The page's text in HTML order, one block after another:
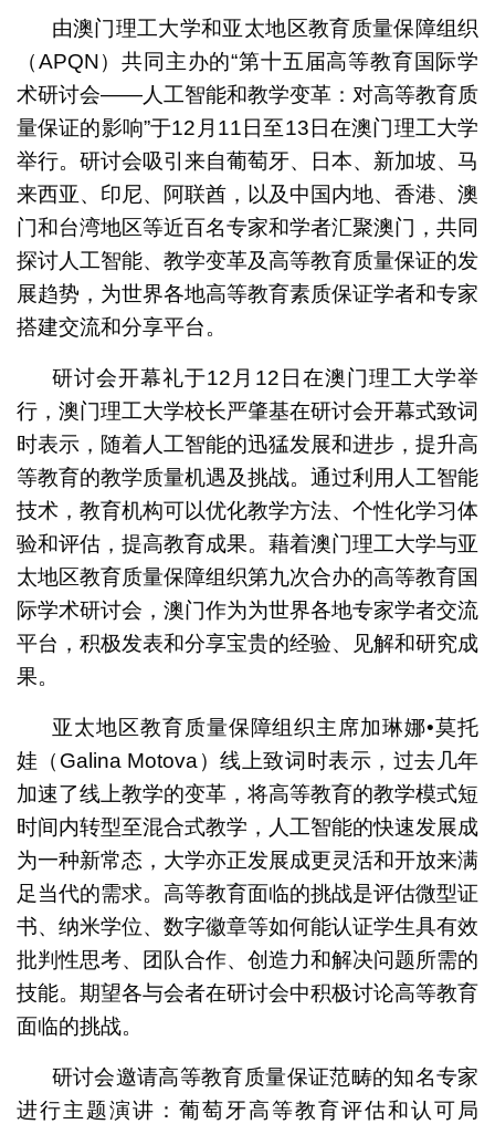
由澳门理工大学和亚太地区教育质量保障组织
（APQN）共同主办的“第十五届高等教育国际学
术研讨会——人工智能和教学变革：对高等教育质
量保证的影响”于12月11日至13日在澳门理工大学
举行。研讨会吸引来自葡萄牙、日本、新加坡、马
来西亚、印尼、阿联酋，以及中国内地、香港、澳
门和台湾地区等近百名专家和学者汇聚澳门，共同
探讨人工智能、教学变革及高等教育质量保证的发
展趋势，为世界各地高等教育素质保证学者和专家
搭建交流和分享平台。
研讨会开幕礼于12月12日在澳门理工大学举
行，澳门理工大学校长严肇基在研讨会开幕式致词
时表示，随着人工智能的迅猛发展和进步，提升高
等教育的教学质量机遇及挑战。通过利用人工智能
技术，教育机构可以优化教学方法、个性化学习体
验和评估，提高教育成果。藉着澳门理工大学与亚
太地区教育质量保障组织第九次合办的高等教育国
际学术研讨会，澳门作为为世界各地专家学者交流
平台，积极发表和分享宝贵的经验、见解和研究成
果。
亚太地区教育质量保障组织主席加琳娜•莫托
娃（Galina Motova）线上致词时表示，过去几年
加速了线上教学的变革，将高等教育的教学模式短
时间内转型至混合式教学，人工智能的快速发展成
为一种新常态，大学亦正发展成更灵活和开放来满
足当代的需求。高等教育面临的挑战是评估微型证
书、纳米学位、数字徽章等如何能认证学生具有效
批判性思考、团队合作、创造力和解决问题所需的
技能。期望各与会者在研讨会中积极讨论高等教育
面临的挑战。
研讨会邀请高等教育质量保证范畴的知名专家
进行主题演讲：葡萄牙高等教育评估和认可局